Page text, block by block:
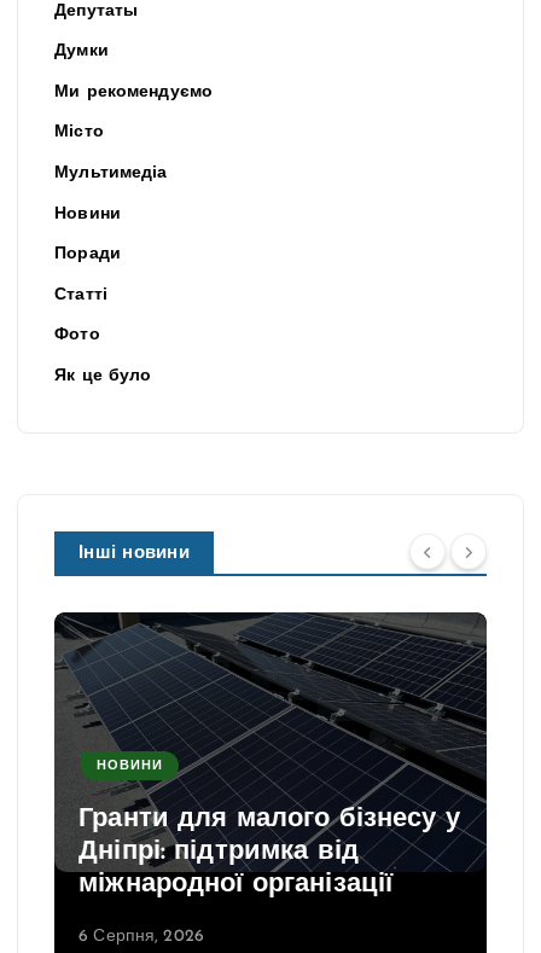
Депутаты
Думки
Ми рекомендуємо
Місто
Мультимедіа
Новини
Поради
Статті
Фото
Як це було
Інші новини
НОВИНИ
Гранти для малого бізнесу у
Дніпрі: підтримка від
міжнародної організації
6 Серпня, 2026